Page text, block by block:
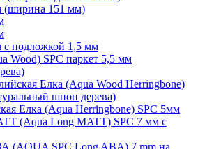
(ширина 151 мм)
c подложкой 1,5 мм
Wood) SPC паркет 5,5 мм
Елка (Aqua Wood Herringbone)
шпон дерева)
Елка (Aqua Herringbone) SPC 5мм
(Aqua Long MATT) SPC 7 мм с
(AQUA SPC Long ABA) 7 mm на